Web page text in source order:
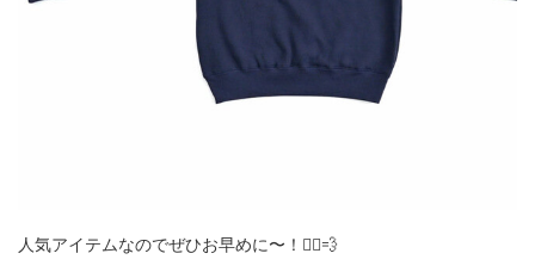
人気アイテムなのでぜひお早めに〜！🏃‍♀️💨